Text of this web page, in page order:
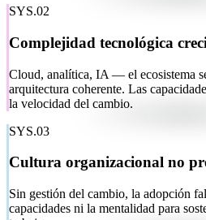
SYS.02
Complejidad tecnológica
Cloud, analítica, IA — el ecosistema
arquitectura coherente. Las
la velocidad del cambio.
SYS.03
Cultura organizacional no
Sin gestión del cambio, la adopción
capacidades ni la mentalidad para